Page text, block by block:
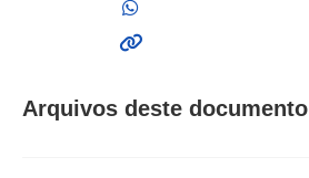
Arquivos deste documento